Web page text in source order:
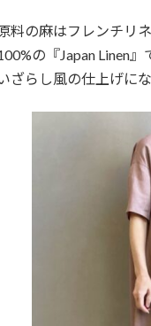
料の麻はフレンチリ
の『Japan Linen
ざらし風の仕上げにな